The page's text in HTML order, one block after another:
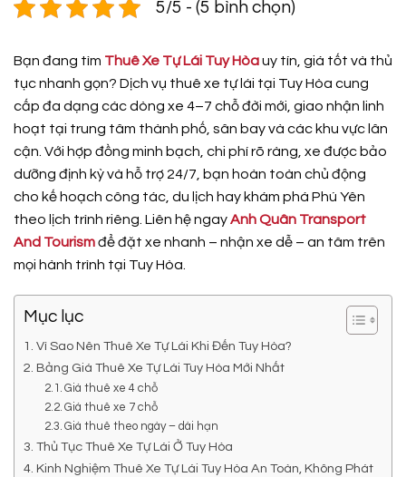
5/5 - (5 bình chọn)
Bạn đang tìm Thuê Xe Tự Lái Tuy Hòauy tín, giá tốt và thủ
tục nhanh gọn? Dịch vụ thuê xe tự lái tại Tuy Hòa cung
cấp đa dạng các dòng xe 4–7 chỗ đời mới, giao nhận linh
hoạt tại trung tâm thành phố, sân bay và các khu vực lân
cận. Với hợp đồng minh bạch, chi phí rõ ràng, xe được bảo
dưỡng định kỳ và hỗ trợ 24/7, bạn hoàn toàn chủ động
cho kế hoạch công tác, du lịch hay khám phá Phú Yên
theo lịch trình riêng. Liên hệ ngayAnh Quân Transport
And Tourismđể đặt xe nhanh – nhận xe dễ – an tâm trên
mọi hành trình tại Tuy Hòa.
Mục lục
Vì Sao Nên Thuê Xe Tự Lái Khi Đến Tuy Hòa?
Bảng Giá Thuê Xe Tự Lái Tuy Hòa Mới Nhất
Giá thuê xe 4 chỗ
Giá thuê xe 7 chỗ
Giá thuê theo ngày – dài hạn
Thủ Tục Thuê Xe Tự Lái Ở Tuy Hòa
Kinh Nghiệm Thuê Xe Tự Lái Tuy Hòa An Toàn, Không Phát